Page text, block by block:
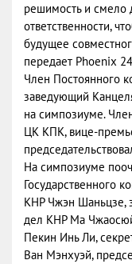
решимость и смело
ответственности,
будущее
передает Phoenix
Член Постоянного
заведующий
на симпозиуме.
ЦК КПК, вице-
На симпозиуме
Государственного
КНР Чжэн Шаньцзе,
дел КНР Ма
Пекин Инь Ли,
Ван Мэнхуэй,